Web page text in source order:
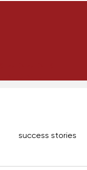
success stories